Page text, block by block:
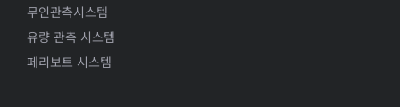
무인관측시스템
유량 관측 시스템
페리보트 시스템